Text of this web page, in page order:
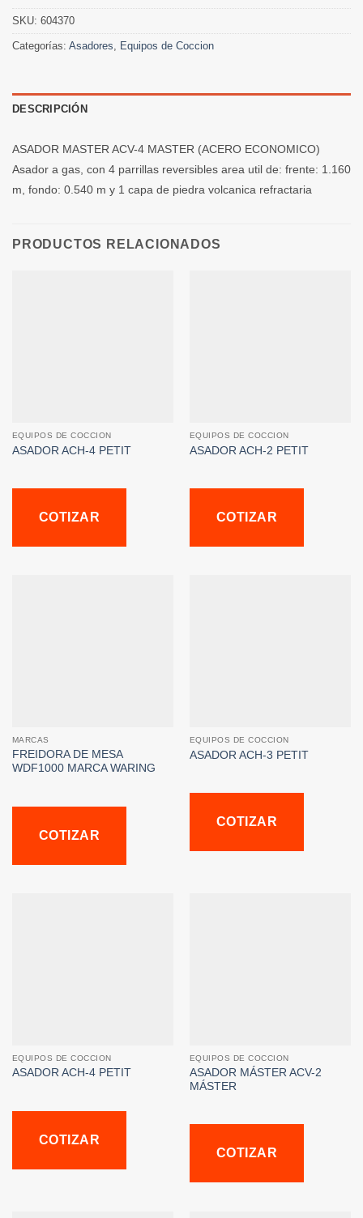
SKU: 604370
Categorías: Asadores, Equipos de Coccion
DESCRIPCIÓN
ASADOR MASTER ACV-4 MASTER (ACERO ECONOMICO)
Asador a gas, con 4 parrillas reversibles area util de: frente: 1.160
m, fondo: 0.540 m y 1 capa de piedra volcanica refractaria
PRODUCTOS RELACIONADOS
EQUIPOS DE COCCION
ASADOR ACH-4 PETIT
COTIZAR
EQUIPOS DE COCCION
ASADOR ACH-2 PETIT
COTIZAR
MARCAS
FREIDORA DE MESA
WDF1000 MARCA WARING
COTIZAR
EQUIPOS DE COCCION
ASADOR ACH-3 PETIT
COTIZAR
EQUIPOS DE COCCION
ASADOR ACH-4 PETIT
COTIZAR
EQUIPOS DE COCCION
ASADOR MÁSTER ACV-2
MÁSTER
COTIZAR